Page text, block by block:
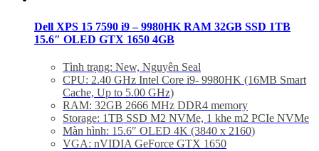
Dell XPS 15 7590 i9 – 9980HK RAM 32GB SSD 1TB
15.6″ OLED GTX 1650 4GB
Tình trạng: New, Nguyên Seal
CPU: 2.40 GHz Intel Core i9- 9980HK (16MB Smart
Cache, Up to 5.00 GHz)
RAM: 32GB 2666 MHz DDR4 memory
Storage: 1TB SSD M2 NVMe, 1 khe m2 PCIe NVMe
Màn hình: 15.6″ OLED 4K (3840 x 2160)
VGA: nVIDIA GeForce GTX 1650